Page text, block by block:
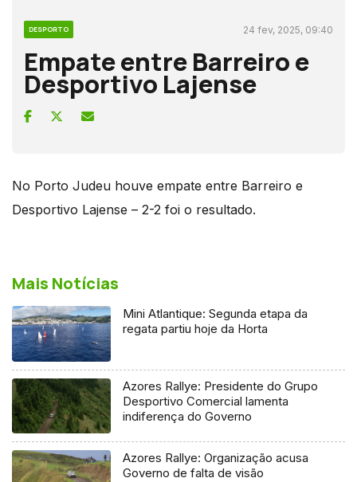
DESPORTO 24 fev, 2025, 09:40
Empate entre Barreiro e
Desportivo Lajense
No Porto Judeu houve empate entre Barreiro e
Desportivo Lajense – 2-2 foi o resultado.
Mais Notícias
Mini Atlantique: Segunda etapa da
regata partiu hoje da Horta
Azores Rallye: Presidente do Grupo
Desportivo Comercial lamenta
indiferença do Governo
Azores Rallye: Organização acusa
Governo de falta de visão